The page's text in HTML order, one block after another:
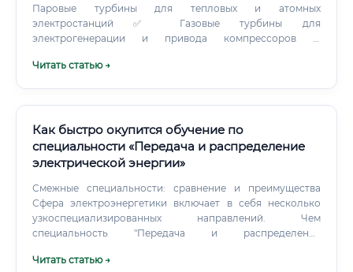
Паровые турбины для тепловых и атомных
электростанций ✅ Газовые турбины для
электрогенерации и привода компрессоров ✅
парогенераторы ✅ Насосное оборудование высокого
сфера — модернизация. Огромная часть электростанций
в России и СНГ построена в советское время.
Читать статью →
Как быстро окупится обучение по
специальности «Передача и распределение
электрической энергии»
Смежные специальности: сравнение и преимущества
Сфера электроэнергетики включает в себя несколько
узкоспециализированных направлений. Чем
специальность "Передача и распределение
Читать статью →